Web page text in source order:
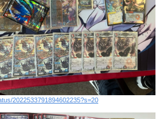
2022533791894602235?s=20